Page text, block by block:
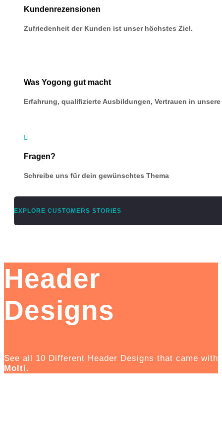
Kundenrezensionen
Zufriedenheit der Kunden ist unser höchstes Ziel.
Was Yogong gut macht
Erfahrung, qualifizierte Ausbildungen, Vertrauen in

Fragen?
Schreibe uns für dein gewünschtes Thema
EXPLORE CUSTOMERS STORIES
Header
Designs
See all 10 Different Header Designs that came with
Molti.